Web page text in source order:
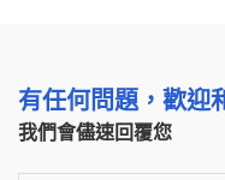
有任何問題，歡迎
我們會儘速回覆您